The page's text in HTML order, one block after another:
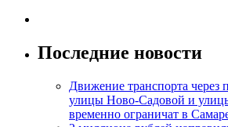
Последние новости
Движение транспорта через
улицы Ново-Садовой и
временно ограничат в